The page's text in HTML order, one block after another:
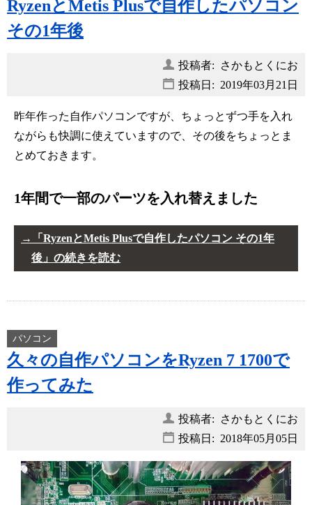
RyzenとMetis Plusで自作したパソコン
その1年後
投稿者: さかもとくにお
投稿日: 2019年03月21日
昨年作った自作パソコンですが、ちょっとずつ手を入れ
ながらも快調に使えていますので、その後をちょっとま
とめておきます。
1年間で一部のパーツを入れ替えました
「RyzenとMetis Plusで自作したパソコン その1年
後」の続きを読む
パソコン
久々の自作パソコンをRyzen 7 1700で
作ってみた
投稿者: さかもとくにお
投稿日: 2018年05月05日